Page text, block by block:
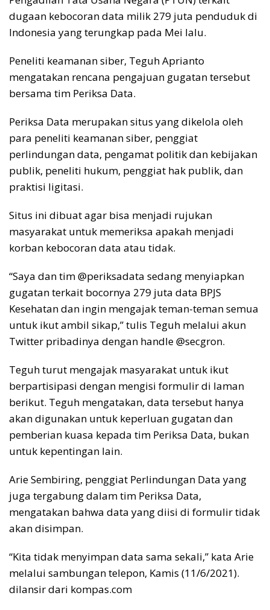
o
k
p
p
s n
k
dugaan kebocoran data milik 279 juta penduduk di
Indonesia yang terungkap pada Mei lalu.
Peneliti keamanan siber, Teguh Aprianto
mengatakan rencana pengajuan gugatan tersebut
bersama tim Periksa Data.
Periksa Data merupakan situs yang dikelola oleh
para peneliti keamanan siber, penggiat
perlindungan data, pengamat politik dan kebijakan
publik, peneliti hukum, penggiat hak publik, dan
praktisi ligitasi.
Situs ini dibuat agar bisa menjadi rujukan
masyarakat untuk memeriksa apakah menjadi
korban kebocoran data atau tidak.
“Saya dan tim @periksadata sedang menyiapkan
gugatan terkait bocornya 279 juta data BPJS
Kesehatan dan ingin mengajak teman-teman semua
untuk ikut ambil sikap,” tulis Teguh melalui akun
Twitter pribadinya dengan handle @secgron.
Teguh turut mengajak masyarakat untuk ikut
berpartisipasi dengan mengisi formulir di laman
berikut. Teguh mengatakan, data tersebut hanya
akan digunakan untuk keperluan gugatan dan
pemberian kuasa kepada tim Periksa Data, bukan
untuk kepentingan lain.
Arie Sembiring, penggiat Perlindungan Data yang
juga tergabung dalam tim Periksa Data,
mengatakan bahwa data yang diisi di formulir tidak
akan disimpan.
“Kita tidak menyimpan data sama sekali,” kata Arie
melalui sambungan telepon, Kamis (11/6/2021).
dilansir dari kompas.com